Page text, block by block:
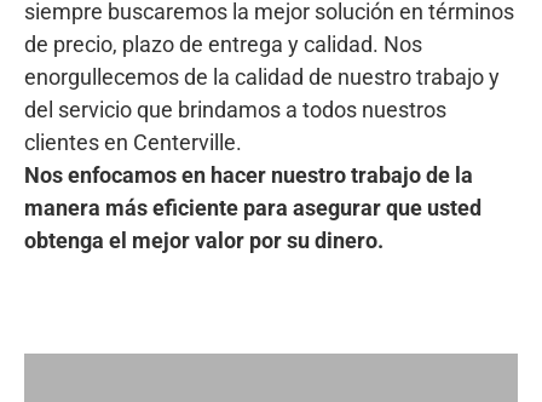
siempre buscaremos la mejor solución en términos
de precio, plazo de entrega y calidad. Nos
enorgullecemos de la calidad de nuestro trabajo y
del servicio que brindamos a todos nuestros
clientes en Centerville.
Nos enfocamos en hacer nuestro trabajo de la
manera más eficiente para asegurar que usted
obtenga el mejor valor por su dinero.